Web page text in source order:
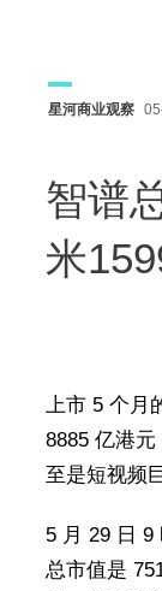
星河商业观察
智谱
米
上市 5 个月
8885 亿港
至是短视频
5 月 29 日 9
总市值是